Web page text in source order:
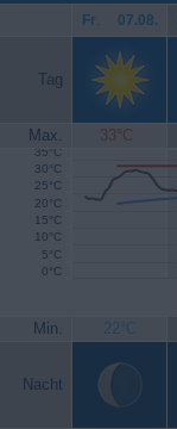
Fr. 07.08.
Tag
Max. 33°C
0°C
5°C
10°C
15°C
20°C
25°C
30°C
35°C
Min. 22°C
Nacht